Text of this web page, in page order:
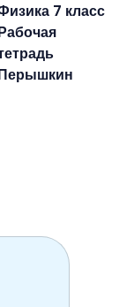
7 класс